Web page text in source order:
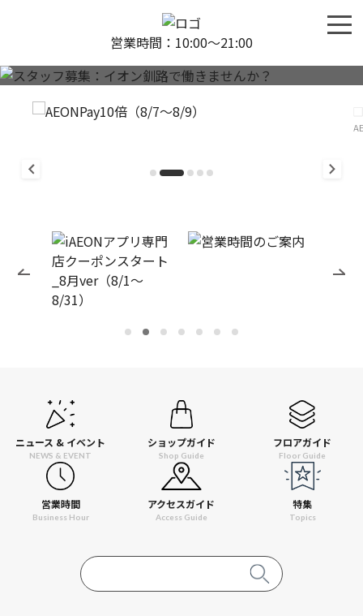
営業時間：10:00〜21:00
ニュース & イベント
NEWS & EVENT
ショップガイド
Shop Guide
フロアガイド
Floor Guide
営業時間
Business Hour
アクセスガイド
Access Guide
特集
Topics